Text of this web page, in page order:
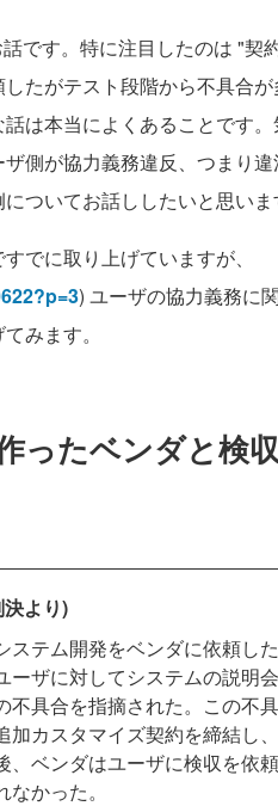
です。特に注目したのは "契
たがテスト段階から不具合
は本当によくあることです
側が協力義務違反、つまり
ついてお話ししたいと思いま
でに取り上げていますが、
) ユーザの協力義務に
みます。
ったベンダと検
より)
テム開発をベンダに依頼し
ザに対してシステムの説明会
具合を指摘された。この不
カスタマイズ契約を締結し
、ベンダはユーザに検収を依
かった。